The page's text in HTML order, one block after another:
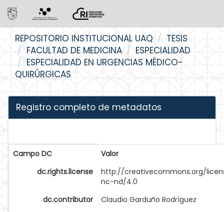
navigation
REPOSITORIO INSTITUCIONAL UAQ
TESIS
FACULTAD DE MEDICINA
ESPECIALIDAD
ESPECIALIDAD EN URGENCIAS MÉDICO-
QUIRÚRGICAS
Registro completo de metadatos
Campo DC
Valor
dc.rights.license
http://creativecommons.org/
nc-nd/4.0
dc.contributor
Claudio Garduño Rodríguez